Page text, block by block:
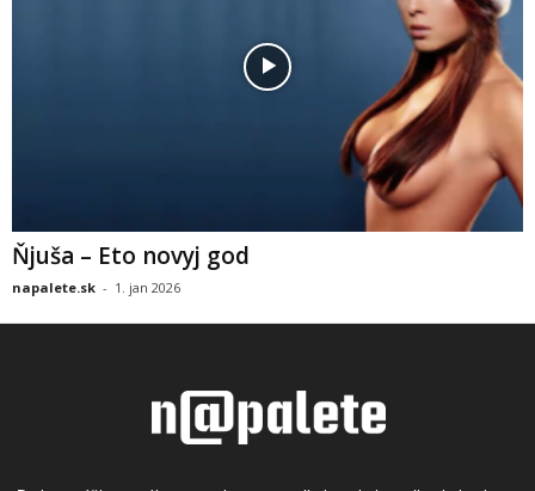
Ňjuša – Eto novyj god
napalete.sk - 1. jan 2026